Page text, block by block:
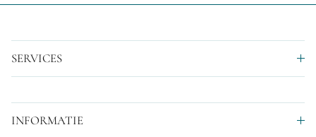
SERVICES
INFORMATIE